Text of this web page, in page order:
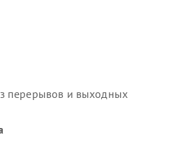
перерывов и выходных